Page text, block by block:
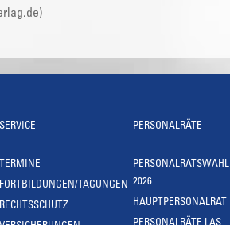
SERVICE
TERMINE
FORTBILDUNGEN/TAGUNGEN
RECHTSSCHUTZ
PERSONALRÄTE
PERSONALRATSWAHL
2026
HAUPTPERSONALRAT